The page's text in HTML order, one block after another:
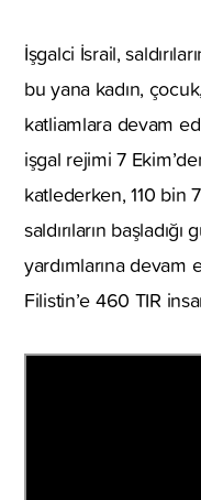
İşgalci İsrail,
bu yana kadın,
katliamlara devam
işgal rejimi 7
katlederken, 110 bin
saldırıların
yardımlarına devam
Filistin’e 460 TIR